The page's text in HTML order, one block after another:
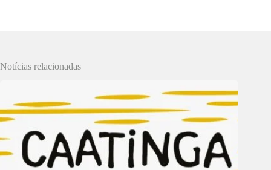
Notícias relacionadas